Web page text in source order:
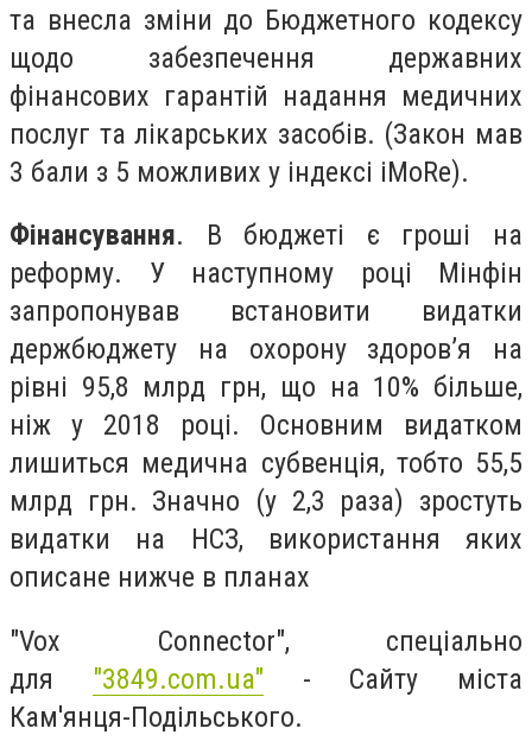
та внесла зміни до Бюджетного кодексу
щодо забезпечення державних
фінансових гарантій надання медичних
послуг та лікарських засобів. (Закон мав
3 бали з 5 можливих у індексі iMoRе).
Фінансування. В бюджеті є гроші на
реформу. У наступному році Мінфін
запропонував встановити видатки
держбюджету на охорону здоров’я на
рівні 95,8 млрд грн, що на 10% більше,
ніж у 2018 році. Основним видатком
лишиться медична субвенція, тобто 55,5
млрд грн. Значно (у 2,3 раза) зростуть
видатки на НСЗ, використання яких
описане нижче в планах
"Vox Connector", спеціально
для "3849.com.ua" - Сайту міста
Кам'янця-Подільського.